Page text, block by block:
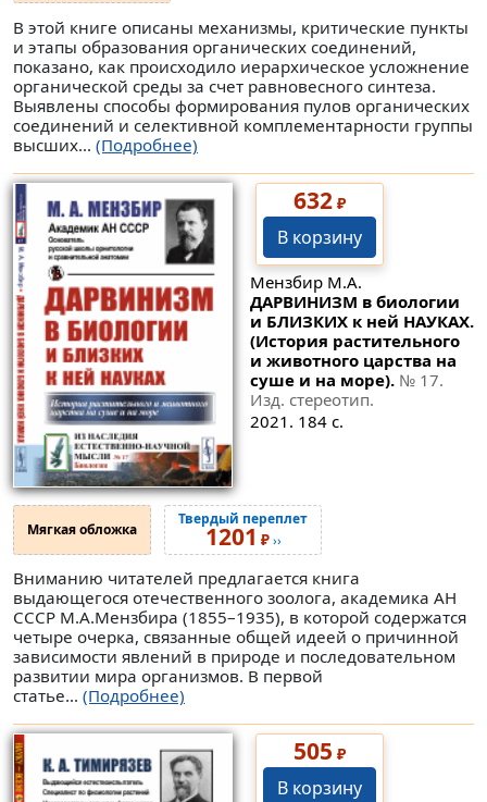
В этой книге описаны механизмы, критические пункты
и этапы образования органических соединений,
показано, как происходило иерархическое усложнение
органической среды за счет равновесного синтеза.
Выявлены способы формирования пулов органических
соединений и селективной комплементарности группы
высших... (Подробнее)
632₽
В корзину
Мензбир М.А.
ДАРВИНИЗМ в биологии
и БЛИЗКИХ к ней НАУКАХ.
(История растительного
и животного царства на
суше и на море). № 17.
Изд. стереотип.
2021. 184 с.
Мягкая обложка
Твердый переплет
1201 ₽››
Вниманию читателей предлагается книга
выдающегося отечественного зоолога, академика АН
СССР М.А.Мензбира (1855–1935), в которой содержатся
четыре очерка, связанные общей идеей о причинной
зависимости явлений в природе и последовательном
развитии мира организмов. В первой
статье... (Подробнее)
505 ₽
В корзину